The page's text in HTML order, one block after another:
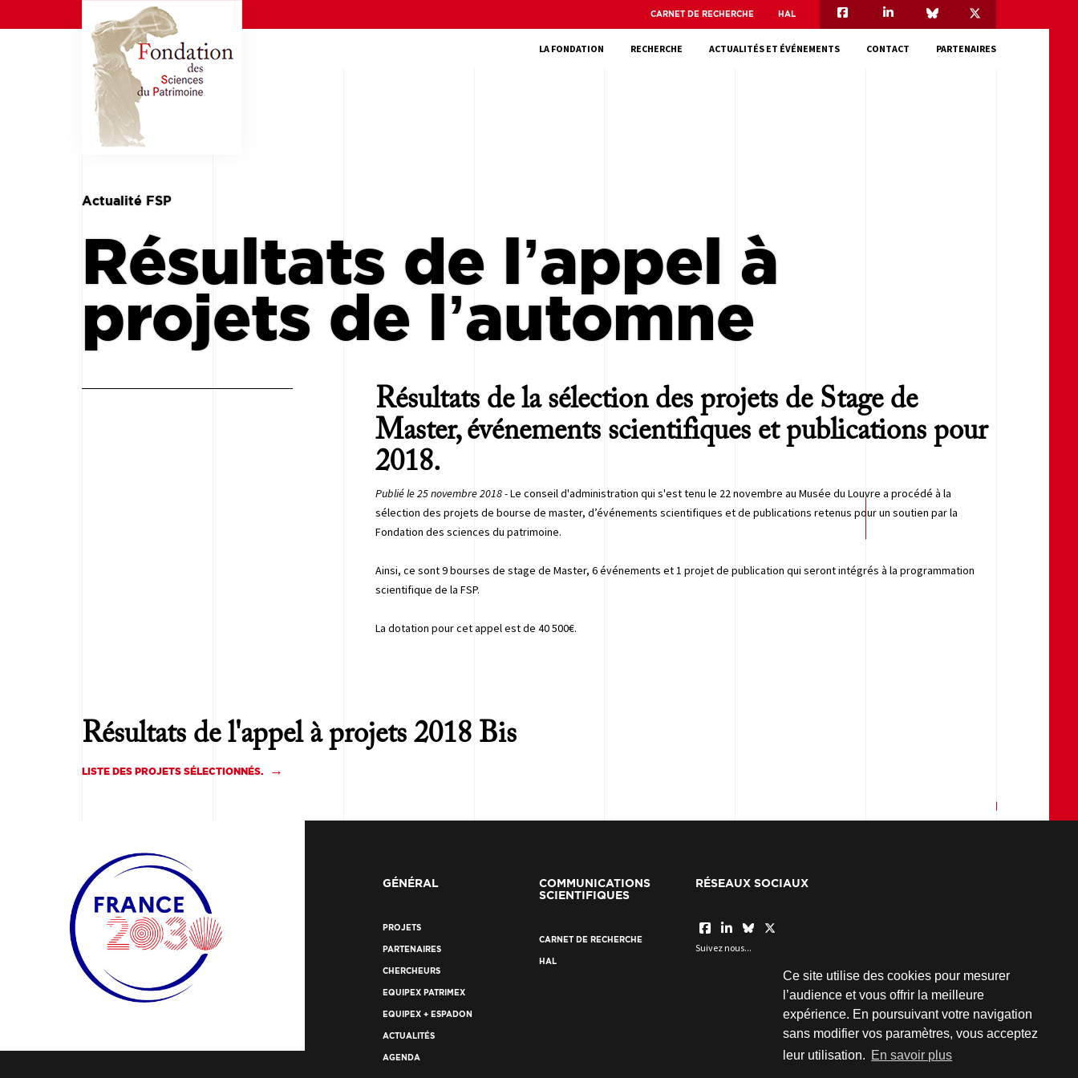
Ce site utilise des cookies pour mesurer
l’audience et vous offrir la meilleure
expérience. En poursuivant votre navigation
sans modifier vos paramètres, vous acceptez
leur utilisation. En savoir plus
CARNET DE RECHERCHE HAL
LA FONDATION RECHERCHE ACTUALITÉS ET ÉVÉNEMENTS CONTACT PARTENAIRES
Actualité FSP
Résultats de l’appel à
projets de l’automne
Résultats de la sélection des projets de Stage de
Master, événements scientifiques et publications pour
2018.
Publié le 25 novembre 2018 -Le conseil d'administration qui s'est tenu le 22 novembre au Musée du Louvre a procédé à la
sélection des projets de bourse de master, d’événements scientifiques et de publications retenus pour un soutien par la
Fondation des sciences du patrimoine.
Ainsi, ce sont 9 bourses de stage de Master, 6 événements et 1 projet de publication qui seront intégrés à la programmation
scientifique de la FSP.
La dotation pour cet appel est de 40 500€.
Résultats de l'appel à projets 2018 Bis
LISTE DES PROJETS SÉLECTIONNÉS.
GÉNÉRAL
PROJETS
PARTENAIRES
CHERCHEURS
EQUIPEX PATRIMEX
EQUIPEX + ESPADON
ACTUALITÉS
AGENDA
COMMUNICATIONS
SCIENTIFIQUES
CARNET DE RECHERCHE
HAL
RÉSEAUX SOCIAUX
Suivez nous...